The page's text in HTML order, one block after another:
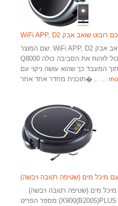
שם המוצר: WiFi APP, D2 מפת ניווט & זיכרון חכם רובוט שואב אבק
Q8000 מאפיינים מיוחדים: 1. הרובוט יכול לזהות את הסביבה כולה
המעבד כך שהוא עושה ניקוי עם
תוכנית מחדר אחד אחר�...
...
מיכל מים (שטיפה רטובה ויבשה)
מספר הפריט:(X900(B2005)PLUS תכונות המכשיר: 1. כוח